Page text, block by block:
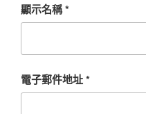
顯示名稱*
電子郵件地址*